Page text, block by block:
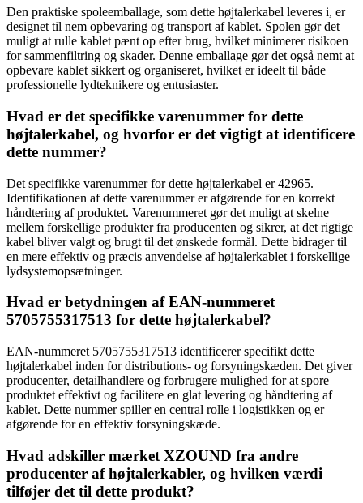
Den praktiske spoleemballage, som dette højtalerkabel leveres i, er
designet til nem opbevaring og transport af kablet. Spolen gør det
muligt at rulle kablet pænt op efter brug, hvilket minimerer risikoen
for sammenfiltring og skader. Denne emballage gør det også nemt at
opbevare kablet sikkert og organiseret, hvilket er ideelt til både
professionelle lydteknikere og entusiaster.
Hvad er det specifikke varenummer for dette
højtalerkabel, og hvorfor er det vigtigt at identificere
dette nummer?
Det specifikke varenummer for dette højtalerkabel er 42965.
Identifikationen af dette varenummer er afgørende for en korrekt
håndtering af produktet. Varenummeret gør det muligt at skelne
mellem forskellige produkter fra producenten og sikrer, at det rigtige
kabel bliver valgt og brugt til det ønskede formål. Dette bidrager til
en mere effektiv og præcis anvendelse af højtalerkablet i forskellige
lydsystemopsætninger.
Hvad er betydningen af EAN-nummeret
5705755317513 for dette højtalerkabel?
EAN-nummeret 5705755317513 identificerer specifikt dette
højtalerkabel inden for distributions- og forsyningskæden. Det giver
producenter, detailhandlere og forbrugere mulighed for at spore
produktet effektivt og facilitere en glat levering og håndtering af
kablet. Dette nummer spiller en central rolle i logistikken og er
afgørende for en effektiv forsyningskæde.
Hvad adskiller mærket XZOUND fra andre
producenter af højtalerkabler, og hvilken værdi
tilføjer det til dette produkt?